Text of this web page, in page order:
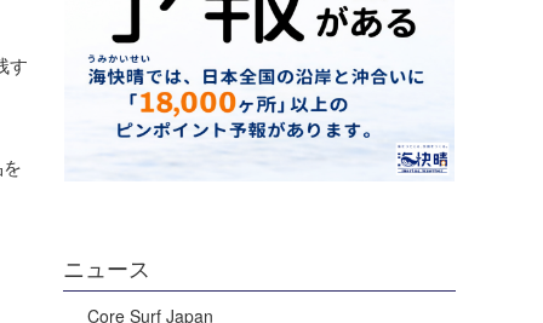
す
ニュース
Core Surf Japan